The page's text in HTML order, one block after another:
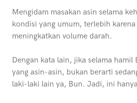
Mengidam masakan asin selama
kondisi yang umum, terlebih
meningkatkan volume darah.
Dengan kata lain, jika selama hamil
yang asin-asin, bukan berarti
laki-laki lain ya, Bun. Jadi, ini